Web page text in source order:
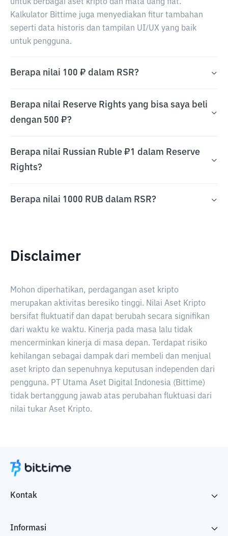
untuk berbagai aset kripto dan mata uang fiat.
Kalkulator Bittime juga menyediakan fitur tambahan
seperti data historis dan tampilan UI/UX yang baik
untuk pengguna.
Berapa nilai 100 ₽ dalam RSR?
Berapa nilai Reserve Rights yang bisa saya beli
dengan 500 ₽?
Berapa nilai Russian Ruble ₽1 dalam Reserve
Rights?
Berapa nilai 1000 RUB dalam RSR?
Disclaimer
Mohon diperhatikan, perdagangan aset kripto
merupakan aktivitas beresiko tinggi. Nilai Aset Kripto
bersifat fluktuatif dan dapat berubah secara signifikan
dari waktu ke waktu. Kinerja pada masa lalu tidak
mencerminkan kinerja di masa depan. Terdapat risiko
kehilangan sebagai dampak dari membeli dan menjual
aset kripto dan sepenuhnya keputusan independen dari
pengguna. PT Utama Aset Digital Indonesia (Bittime)
tidak bertanggung jawab atas perubahan fluktuasi dari
nilai tukar Aset Kripto.
Kontak
Informasi